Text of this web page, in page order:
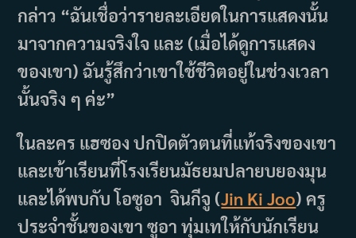
กล่าว “ฉันเชื่อว่ารายละเอียดในการแสดงนั้น
มาจากความจริงใจ และ (เมื่อได้ดูการแสดง
ของเขา) ฉันรู้สึกว่าเขาใช้ชีวิตอยู่ในช่วงเวลา
นั้นจริง ๆ ค่ะ”
ในละคร แฮซอง ปกปิดตัวตนที่แท้จริงของเขา
และเข้าเรียนที่โรงเรียนมัธยมปลายบยองมุน
และได้พบกับ โอซูอา จินกีจู (Jin Ki Joo) ครู
ประจำชั้นของเขา ซูอา ทุ่มเทให้กับนักเรียน